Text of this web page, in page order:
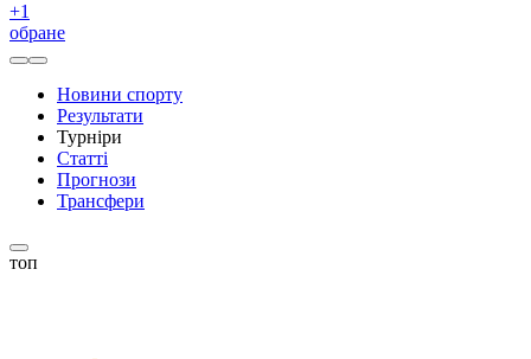
+1
обране
Новини спорту
Результати
Турніри
Статті
Прогнози
Трансфери
топ